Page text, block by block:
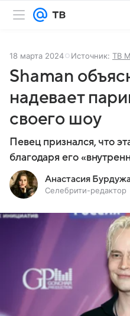
18 марта 2024 Источник: ТВ
Shaman
надевает
своего шоу
Певец признался, что
благодаря его
Анастасия
Селебрити-редактор